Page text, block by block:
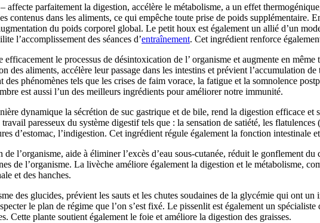
– affecte parfaitement la digestion, accélère le métabolisme, a un effet
contenus dans les aliments, ce qui empêche toute prise de poids supplémentaire.
du poids corporel global. Le petit houx est également un allié d’un
l’accomplissement des séances d’entraînement. Cet ingrédient renforce
efficacement le processus de désintoxication de l’ organisme et augmente en
des aliments, accélère leur passage dans les intestins et prévient l’accumulation
phénomènes tels que les crises de faim vorace, la fatigue et la somnolence
est aussi l’un des meilleurs ingrédients pour améliorer notre immunité.
dynamique la sécrétion de suc gastrique et de bile, rend la digestion efficace et
paresseux du système digestif tels que : la sensation de satiété, les
d’estomac, l’indigestion. Cet ingrédient régule également la fonction intestinale
l’organisme, aide à éliminer l’excès d’eau sous-cutanée, réduit le gonflement
de l’organisme. La livèche améliore également la digestion et le métabolisme,
et des hanches.
des glucides, prévient les sauts et les chutes soudaines de la glycémie qui ont
le plan de régime que l’on s’est fixé. Le pissenlit est également un
Cette plante soutient également le foie et améliore la digestion des graisses.